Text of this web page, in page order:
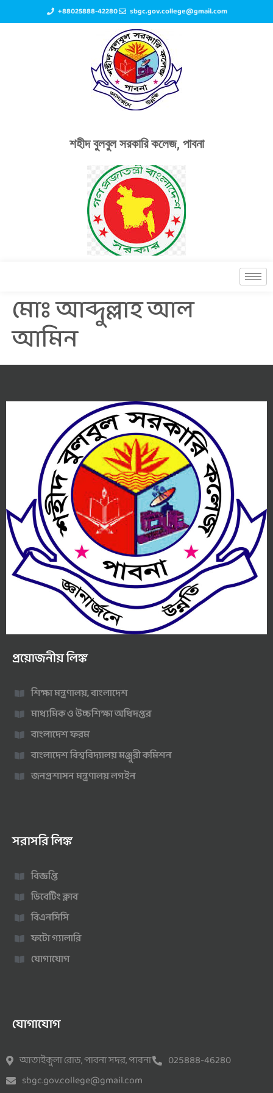
+88025888-42280 sbgc.gov.college@gmail.com
শহীদ বুলবুল সরকারি কলেজ, পাবনা
মোঃ আব্দুল্লাহ আল
আমিন
প্রয়োজনীয় লিঙ্ক
শিক্ষা মন্ত্রণালয়, বাংলাদেশ
মাধ্যমিক ও উচ্চশিক্ষা অধিদপ্তর
বাংলাদেশ ফরম
বাংলাদেশ বিশ্ববিদ্যালয় মঞ্জুরী কমিশন
জনপ্রশাসন মন্ত্রণালয় লগইন
সরাসরি লিঙ্ক
বিজ্ঞপ্তি
ডিবেটিং ক্লাব
বিএনসিসি
ফটো গ্যালারি
যোগাযোগ
যোগাযোগ
আতাইকুলা রোড, পাবনা সদর, পাবনা
025888-46280
sbgc.gov.college@gmail.com